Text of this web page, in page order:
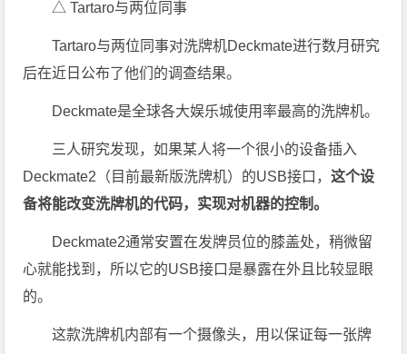
△ Tartaro与两位同事
Tartaro与两位同事对洗牌机Deckmate进行数月研究
后在近日公布了他们的调查结果。
Deckmate是全球各大娱乐城使用率最高的洗牌机。
三人研究发现，如果某人将一个很小的设备插入
Deckmate2（目前最新版洗牌机）的USB接口，这个设
备将能改变洗牌机的代码，实现对机器的控制。
Deckmate2通常安置在发牌员位的膝盖处，稍微留
心就能找到，所以它的USB接口是暴露在外且比较显眼
的。
这款洗牌机内部有一个摄像头，用以保证每一张牌